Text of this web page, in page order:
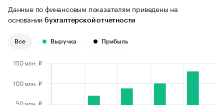
Данные по финансовым показателям приведены на
основании бухгалтерской отчетности
Все Выручка Прибыль